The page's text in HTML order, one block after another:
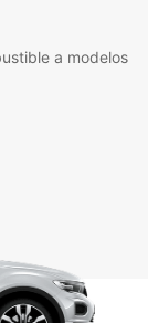
a modelos